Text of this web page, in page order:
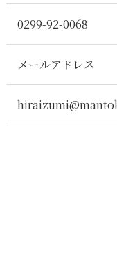
0299-92-0068
メールアドレス